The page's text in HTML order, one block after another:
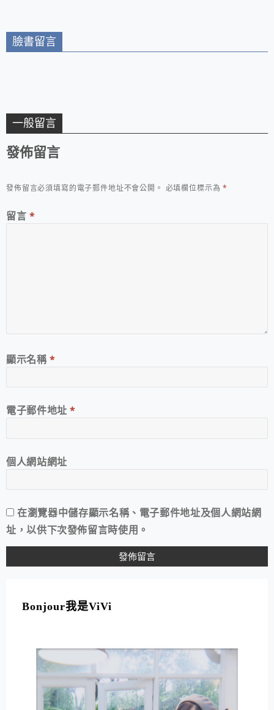
臉書留言
一般留言
發佈留言
發佈留言必須填寫的電子郵件地址不會公開。 必填欄位標示為*
留言 *
顯示名稱*
電子郵件地址*
個人網站網址
在瀏覽器中儲存顯示名稱、電子郵件地址及個人網站網
址，以供下次發佈留言時使用。
Bonjour我是ViVi